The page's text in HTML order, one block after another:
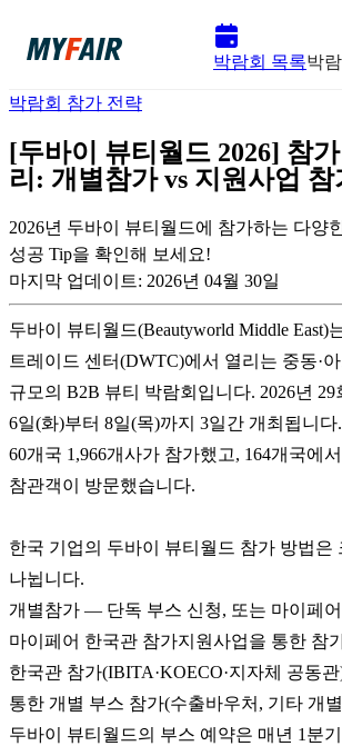
박람회 목록박
박람회 참가 전략
[두바이 뷰티월드 2026] 참
리: 개별참가 vs 지원사업 참
2026년 두바이 뷰티월드에 참가하는 다양
성공 Tip을 확인해 보세요!
마지막 업데이트: 2026년 04월 30일
두바이 뷰티월드(Beautyworld Middle East)
트레이드 센터(DWTC)에서 열리는 중동·
규모의 B2B 뷰티 박람회입니다. 2026년 29
6일(화)부터 8일(목)까지 3일간 개최됩니다
60개국 1,966개사가 참가했고, 164개국에서
참관객이 방문했습니다.
한국 기업의 두바이 뷰티월드 참가 방법은
나뉩니다.
개별참가 — 단독 부스 신청, 또는 마이페
마이페어 한국관 참가지원사업을 통한 참
한국관 참가(IBITA·KOECO·지자체 공동
통한 개별 부스 참가(수출바우처, 기타 개
두바이 뷰티월드의 부스 예약은 매년 1분